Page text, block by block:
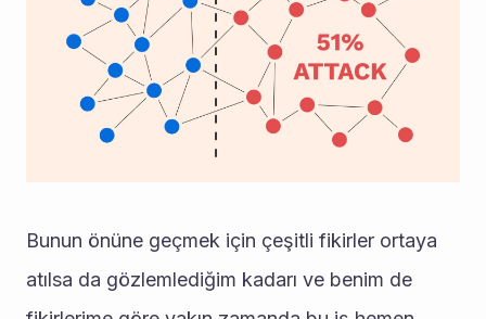
Bunun önüne geçmek için çeşitli fikirler ortaya
atılsa da gözlemlediğim kadarı ve benim de